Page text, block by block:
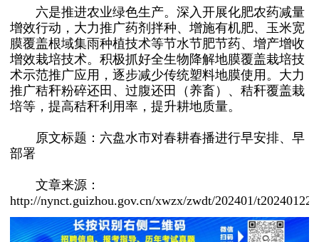
六是推进农业绿色生产。深入开展化肥农药减量
增效行动，大力推广药剂拌种、增施有机肥、玉米宽
膜覆盖根域集雨种植技术等节水节肥节药、增产增收
增效栽培技术。积极抓好全生物降解地膜覆盖栽培技
术示范推广应用，逐步减少传统塑料地膜使用。大力
推广秸秆粉碎还田、过腹还田（养畜）、秸秆覆盖栽
培等，提高秸秆利用率，提升耕地质量。
原文标题：六盘水市对春耕春播进行早安排、早
部署
文章来源：
http://nynct.guizhou.gov.cn/xwzx/zwdt/202401/